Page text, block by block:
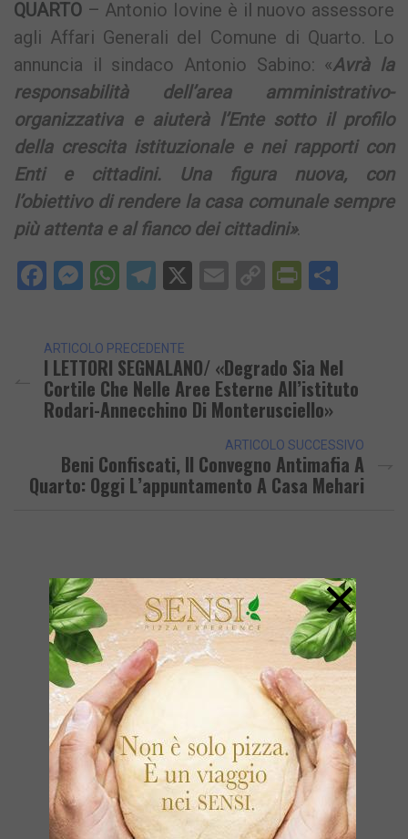
QUARTO – Antonio Iovine è il nuovo assessore
agli Affari Generali del Comune di Quarto. Lo
annuncia il sindaco Antonio Sabino: «Avrà la
responsabilità dell’area amministrativo-
organizzativa e aiuterà l’Ente sotto il profilo
della crescita istituzionale e nei rapporti con
Enti e cittadini. Una figura nuova, con
l’obiettivo di rendere la casa comunale sempre
più attenta e al fianco dei cittadini».
Facebook
Messenger
WhatsApp
Telegram
X EmailCopy
ARTICOLO PRECEDENTE
I LETTORI SEGNALANO/ «Degrado Sia Nel
Cortile Che Nelle Aree Esterne All’istituto
Rodari-Annecchino Di Monterusciello»
ARTICOLO SUCCESSIVO
Beni Confiscati, Il Convegno Antimafia A
Quarto: Oggi L’appuntamento A Casa Mehari
×